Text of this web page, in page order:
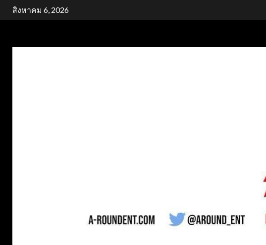
Skipสิงหาคม 6, 2026